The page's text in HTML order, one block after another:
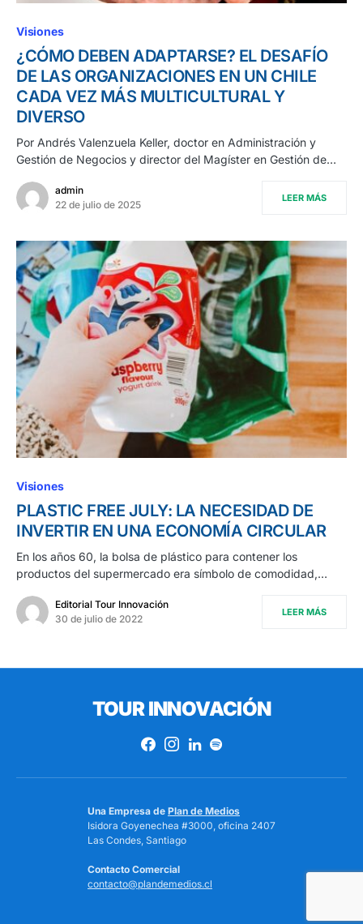
Visiones
¿CÓMO DEBEN ADAPTARSE? EL DESAFÍO
DE LAS ORGANIZACIONES EN UN CHILE
CADA VEZ MÁS MULTICULTURAL Y
DIVERSO
Por Andrés Valenzuela Keller, doctor en Administración y
Gestión de Negocios y director del Magíster en Gestión de…
admin
22 de julio de 2025
LEER MÁS
Visiones
PLASTIC FREE JULY: LA NECESIDAD DE
INVERTIR EN UNA ECONOMÍA CIRCULAR
En los años 60, la bolsa de plástico para contener los
productos del supermercado era símbolo de comodidad,…
Editorial Tour Innovación
30 de julio de 2022
LEER MÁS
TOUR INNOVACIÓN
Una Empresa de Plan de Medios
Isidora Goyenechea #3000, oficina 2407
Las Condes, Santiago
Contacto Comercial
contacto@plandemedios.cl